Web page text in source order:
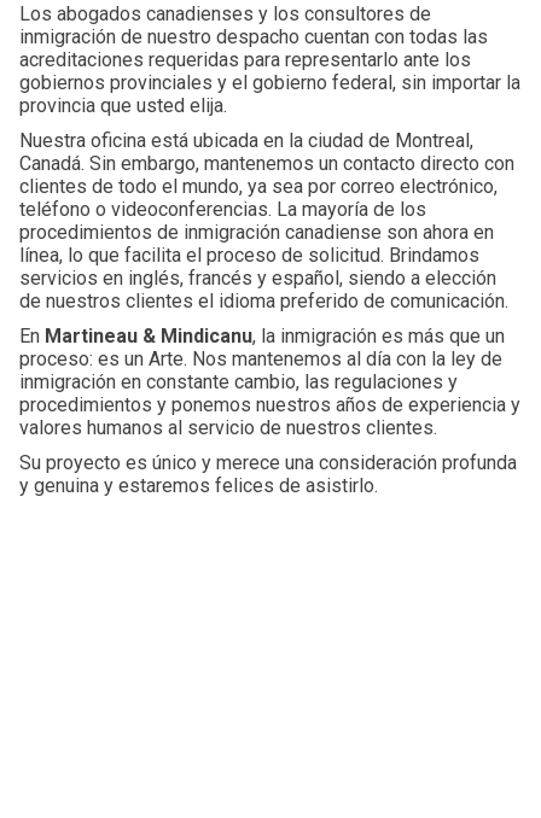
Los abogados canadienses y los consultores de
inmigración de nuestro despacho cuentan con todas las
acreditaciones requeridas para representarlo ante los
gobiernos provinciales y el gobierno federal, sin importar la
provincia que usted elija.
Nuestra oficina está ubicada en la ciudad de Montreal,
Canadá. Sin embargo, mantenemos un contacto directo con
clientes de todo el mundo, ya sea por correo electrónico,
teléfono o videoconferencias. La mayoría de los
procedimientos de inmigración canadiense son ahora en
línea, lo que facilita el proceso de solicitud. Brindamos
servicios en inglés, francés y español, siendo a elección
de nuestros clientes el idioma preferido de comunicación.
En Martineau & Mindicanu, la inmigración es más que un
proceso: es un Arte. Nos mantenemos al día con la ley de
inmigración en constante cambio, las regulaciones y
procedimientos y ponemos nuestros años de experiencia y
valores humanos al servicio de nuestros clientes.
Su proyecto es único y merece una consideración profunda
y genuina y estaremos felices de asistirlo.